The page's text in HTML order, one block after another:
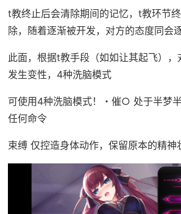
t教终止后会清除期间的记忆，t教环节
除，随着逐渐被开发，对方的态度同会
此面，根据t教手段（如如让其起飞）
发生变性，4种洗脑模式
可使用4种洗脑模式！・催○ 处于半梦
任何命令
束缚 仅控造身体动作，保留原本的精神